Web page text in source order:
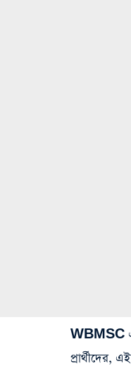
WBMSC এর
প্রার্থীদের,